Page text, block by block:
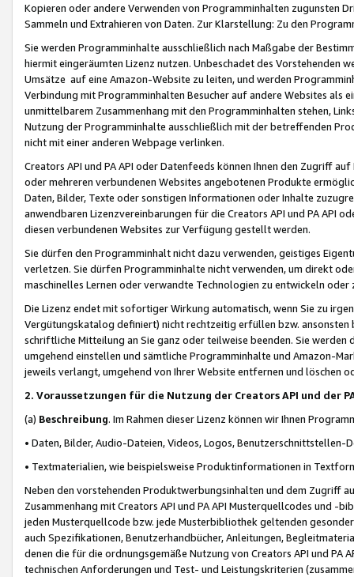
Kopieren oder andere Verwenden von Programminhalten zugunsten
Sammeln und Extrahieren von Daten. Zur Klarstellung: Zu den
Sie werden Programminhalte ausschließlich nach Maßgabe der
hiermit eingeräumten Lizenz nutzen. Unbeschadet des Vorstehenden
Umsätze auf eine Amazon-Website zu leiten, und werden
Verbindung mit Programminhalten Besucher auf andere Websites als
unmittelbarem Zusammenhang mit den Programminhalten stehen,
Nutzung der Programminhalte ausschließlich mit der betreffenden
nicht mit einer anderen Webpage verlinken.
Creators API und PA API oder Datenfeeds können Ihnen den Zugriff
oder mehreren verbundenen Websites angebotenen Produkte
Daten, Bilder, Texte oder sonstigen Informationen oder Inhalte
anwendbaren Lizenzvereinbarungen für die Creators API und PA API
diesen verbundenen Websites zur Verfügung gestellt werden.
Sie dürfen den Programminhalt nicht dazu verwenden, geistiges
verletzen. Sie dürfen Programminhalte nicht verwenden, um direkt
maschinelles Lernen oder verwandte Technologien zu entwickeln
Die Lizenz endet mit sofortiger Wirkung automatisch, wenn Sie zu
Vergütungskatalog definiert) nicht rechtzeitig erfüllen bzw. ansonsten
schriftliche Mitteilung an Sie ganz oder teilweise beenden. Sie werden
umgehend einstellen und sämtliche Programminhalte und Amazon-
jeweils verlangt, umgehend von Ihrer Website entfernen und löschen
2. Voraussetzungen für die Nutzung der Creators API und der
(a) Beschreibung. Im Rahmen dieser Lizenz können wir Ihnen
• Daten, Bilder, Audio-Dateien, Videos, Logos, Benutzerschnittstellen-
• Textmaterialien, wie beispielsweise Produktinformationen in
Neben den vorstehenden Produktwerbungsinhalten und dem Zugriff
Zusammenhang mit Creators API und PA API Musterquellcodes und
jeden Musterquellcode bzw. jede Musterbibliothek geltenden
auch Spezifikationen, Benutzerhandbücher, Anleitungen,
denen die für die ordnungsgemäße Nutzung von Creators API und PA
technischen Anforderungen und Test- und Leistungskriterien